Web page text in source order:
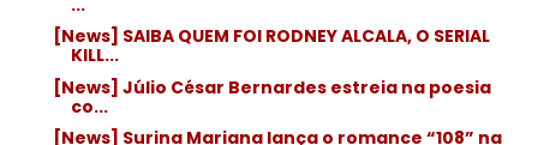
[News] SAIBA QUEM FOI RODNEY ALCALA, O SERIAL
KILL...
[News] Júlio César Bernardes estreia na poesia
co...
[News] Surina Mariana lança o romance “108” na